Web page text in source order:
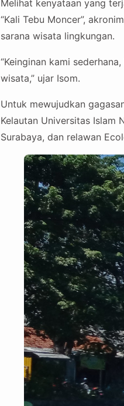
Melihat kenyataan yang
“Kali Tebu Moncer”,
sarana wisata lingkungan.
“Keinginan kami
wisata,” ujar Isom.
Untuk mewujudkan
Kelautan Universitas Islam
Surabaya, dan relawan